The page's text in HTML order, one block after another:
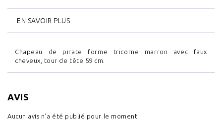
EN SAVOIR PLUS
Chapeau de pirate forme tricorne marron avec faux
cheveux, tour de tête 59 cm.
AVIS
Aucun avis n'a été publié pour le moment.